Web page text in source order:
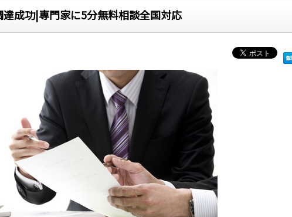
成功|専門家に5分無料相談全国対応